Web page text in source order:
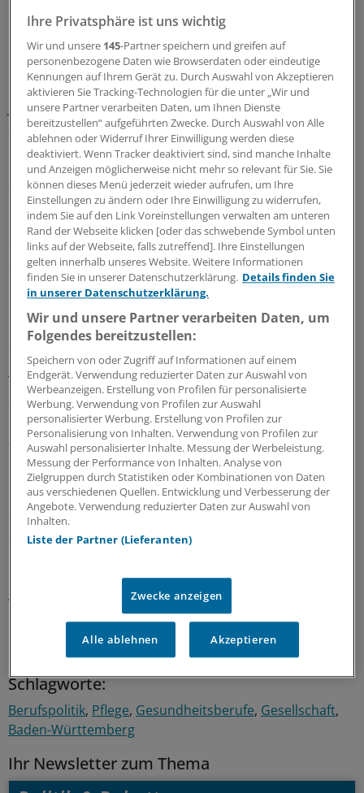
Förderung von bis zu 75 Prozent der Kosten
durch das Land
Der Gesetzentwurf sieht eine Förderung von
Gemeindeschwestern von bis zu 20 Millionen Euro pro
Jahr vor. „Wie hoch die Kosten sein werden, hängt davon
ab, wie viele Städte und Gemeinden eine
Gemeindeschwester-Plus beschäftigen und eine
Förderung in Anspruch nehmen“, heißt es. Vom Land
sollten bis zu 75 Prozent der Kosten gefördert werden.
Richten soll sich das Angebot konkret an Menschen ab
80 Jahren, die noch keine Pflege im Sinne des
Sozialgesetzbuchs XI benötigen, sondern Unterstützung
und Beratung in ihrem Lebensabschnitt. Die
Gemeindeschwestern sollten unter anderem die
Eigenständigkeit der alten Menschen fördern, die soziale
Situation sowie die gesundheitliche und
hauswirtschaftliche Versorgung in den Blick nehmen, die
Teilnahme an Präventionsangeboten verbessern und
soziale Isolation entgegenwirken. Dies könnte dazu
beitragen, Pflegefachkräfte und pflegende Angehörige
zu entlasten.
Die jeweiligen Stellen sollten mit einer Pflegefachkraft
mit entsprechenden Fortbildungen in der Beratung und
der Sozialarbeit besetzt werden, so die Vorstellung der
SPD-Fraktion. Weiterhin müssten die Schwestern in
und pflegerischen Versorgung sowie in die
Altenhilfeplanung eingebunden werden.
Schlagworte:
Berufspolitik Pflege Gesundheitsberufe Gesellschaft
Baden-Württemberg
Ihr Newsletter zum Thema
Ihre Privatsphäre ist uns wichtig
Wir und unsere 145-Partner speichern und greifen auf
personenbezogene Daten wie Browserdaten oder eindeutige
Kennungen auf Ihrem Gerät zu. Durch Auswahl von Akzeptieren
aktivieren Sie Tracking-Technologien für die unter „Wir und
unsere Partner verarbeiten Daten, um Ihnen Dienste
bereitzustellen“ aufgeführten Zwecke. Durch Auswahl von Alle
ablehnen oder Widerruf Ihrer Einwilligung werden diese
deaktiviert. Wenn Tracker deaktiviert sind, sind manche Inhalte
und Anzeigen möglicherweise nicht mehr so relevant für Sie. Sie
können dieses Menü jederzeit wieder aufrufen, um Ihre
Einstellungen zu ändern oder Ihre Einwilligung zu widerrufen,
indem Sie auf den Link Voreinstellungen verwalten am unteren
Rand der Webseite klicken [oder das schwebende Symbol unten
links auf der Webseite, falls zutreffend]. Ihre Einstellungen
gelten innerhalb unseres Website. Weitere Informationen
finden Sie in unserer Datenschutzerklärung. Details finden Sie
in unserer Datenschutzerklärung.
Wir und unsere Partner verarbeiten Daten, um
Folgendes bereitzustellen:
Speichern von oder Zugriff auf Informationen auf einem
Endgerät. Verwendung reduzierter Daten zur Auswahl von
Werbeanzeigen. Erstellung von Profilen für personalisierte
Werbung. Verwendung von Profilen zur Auswahl
personalisierter Werbung. Erstellung von Profilen zur
Personalisierung von Inhalten. Verwendung von Profilen zur
Auswahl personalisierter Inhalte. Messung der Werbeleistung.
Messung der Performance von Inhalten. Analyse von
Zielgruppen durch Statistiken oder Kombinationen von Daten
aus verschiedenen Quellen. Entwicklung und Verbesserung der
Angebote. Verwendung reduzierter Daten zur Auswahl von
Inhalten.
Liste der Partner (Lieferanten)
Zwecke anzeigen
Alle ablehnen Akzeptieren